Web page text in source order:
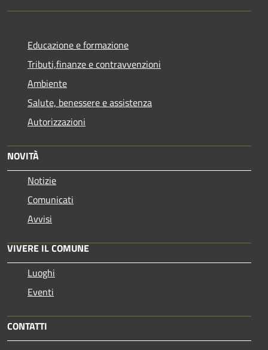
Educazione e formazione
Tributi,finanze e contravvenzioni
Ambiente
Salute, benessere e assistenza
Autorizzazioni
NOVITÀ
Notizie
Comunicati
Avvisi
VIVERE IL COMUNE
Luoghi
Eventi
CONTATTI